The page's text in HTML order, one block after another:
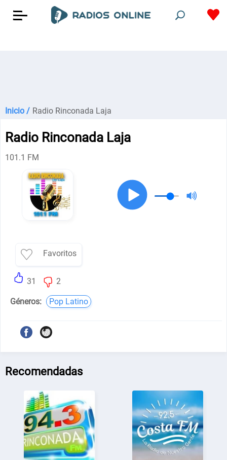
Inicio / Radio Rinconada Laja
Radio Rinconada Laja
101.1 FM
Favoritos
31 2
Géneros: Pop Latino
Recomendadas